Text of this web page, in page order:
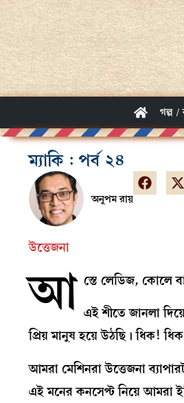
গল্প /
ম্যাকি : পর্ব ২৪
অনুপম রায়
উত্তেজনা
আ স্তে লেডিজ, কোলে
এই শীতে জানলা
প্রিয় মানুষ হয়ে উঠছি। ধিক!
আমরা মেশিনরা উত্তেজনা
এই মনের কনসেপ্ট নিয়ে